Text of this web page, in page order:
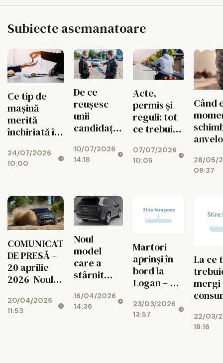
Subiecte asemanatoare
Ce tip de
mașină
merită
închiriată în
traseul pe
care îl ai
24/07/2026
10:00
De ce
reușesc
unii
candidați
examenul
auto din
repetă de
mai multe
ori
10/07/2026
14:18
Acte,
permis și
reguli: tot
ce trebuie
despre
scutere
07/07/2026
10:05
Când
28/05/
09:37
COMUNICAT
DE PRESĂ –
20 aprilie
2026 Noul
absolut în
lumea off-
20/04/2026
11:53
Noul
model
care a
stârnit
șoferilor și
i-a făcut să
16/04/2026
14:36
Martori
aprinși în
bord la
Logan – Ce
și cum
trebuie să
23/03/2026
13:57
La ce
mergi
22/03/
18:16